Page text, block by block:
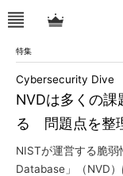
特集
NVDは多くの課
る 問題点を整
Cybersecurity Dive
NISTが運営する脆
Database」（NVD